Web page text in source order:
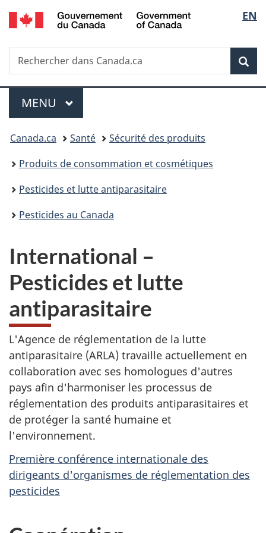
Passer
au
principal
Passer
à
Au
du
Passer
à
version
simplifiée
de
la
EN
Recherche
Rechercher
dans
Menu
MENU PRINCIPAL
Vous
êtes
ici :
Canada.ca Santé
Sécurité des produits
Produits de consommation et cosmétiques
Pesticides et lutte antiparasitaire
Pesticides au Canada
International –
Pesticides et lutte
antiparasitaire
L'Agence de réglementation de la lutte
antiparasitaire (ARLA) travaille actuellement en
collaboration avec ses homologues d'autres
pays afin d'harmoniser les processus de
réglementation des produits antiparasitaires et
de protéger la santé humaine et
l'environnement.
Première conférence internationale des
dirigeants d'organismes de réglementation des
pesticides